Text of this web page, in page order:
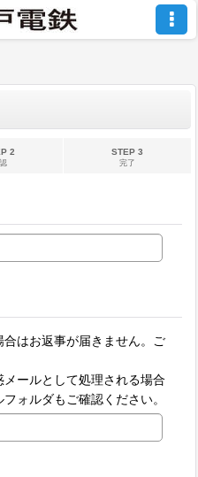
2
STEP 3
完了
合はお返事が届きません。ご
ールとして処理される場合
ォルダもご確認ください。